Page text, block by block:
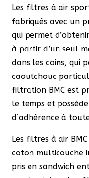
Les filtres à air
fabriqués avec un
qui permet
à partir d’un seul
dans les coins, qui
caoutchouc
filtration BMC est
le temps et
d’adhérence à
Les filtres à air
coton multicouche
pris en sandwich